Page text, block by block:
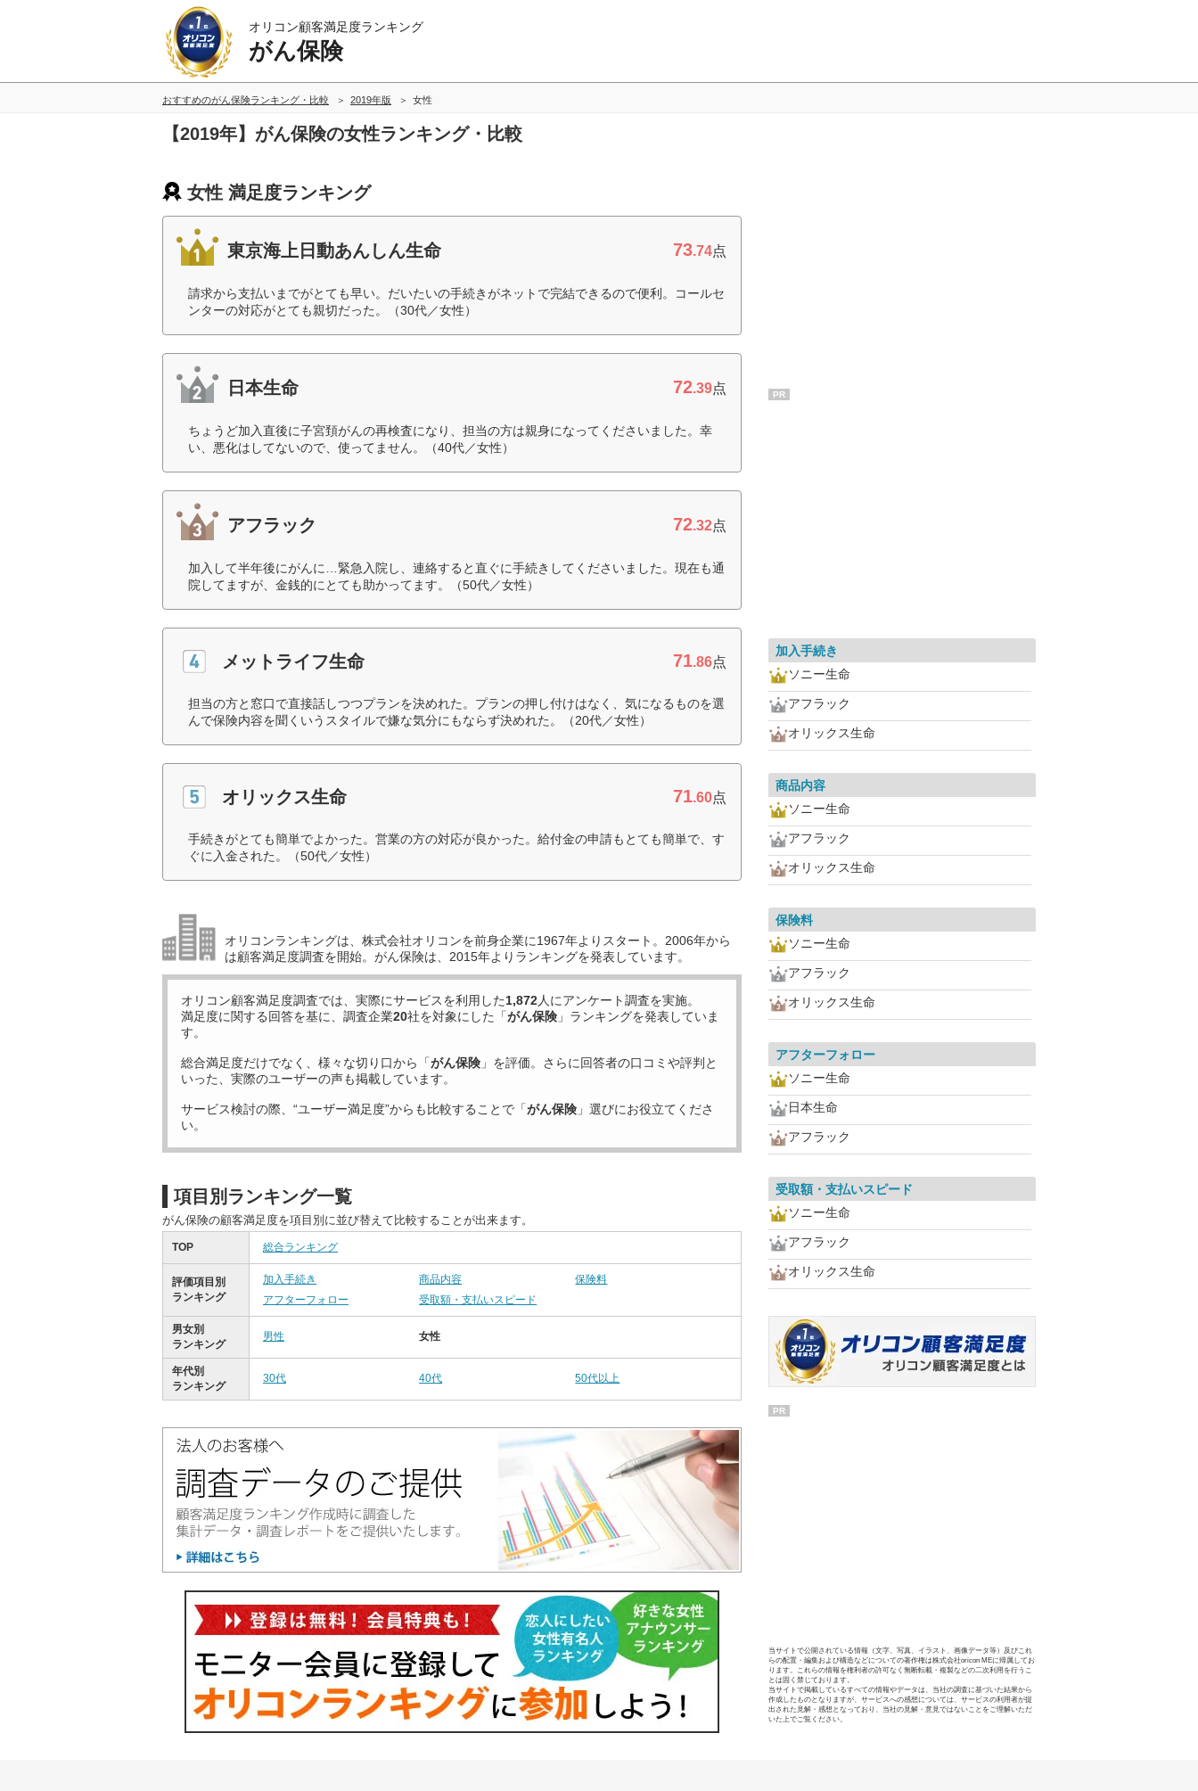
オリコン顧客満足度ランキング
がん保険
おすすめのがん保険ランキング・比較 2019年版 女性
【2019年】がん保険の女性ランキング・比較
女性 満足度ランキング
東京海上日動あんしん生命 73.74点
請求から支払いまでがとても早い。だいたいの手続きがネットで完結できるので便利。コールセ
ンターの対応がとても親切だった。（30代／女性）
日本生命 72.39点
ちょうど加入直後に子宮頚がんの再検査になり、担当の方は親身になってくださいました。幸
い、悪化はしてないので、使ってません。（40代／女性）
アフラック 72.32点
加入して半年後にがんに…緊急入院し、連絡すると直ぐに手続きしてくださいました。現在も通
院してますが、金銭的にとても助かってます。（50代／女性）
メットライフ生命 71.86点
担当の方と窓口で直接話しつつプランを決めれた。プランの押し付けはなく、気になるものを選
んで保険内容を聞くいうスタイルで嫌な気分にもならず決めれた。（20代／女性）
オリックス生命 71.60点
手続きがとても簡単でよかった。営業の方の対応が良かった。給付金の申請もとても簡単で、す
ぐに入金された。（50代／女性）
オリコンランキングは、株式会社オリコンを前身企業に1967年よりスタート。2006年から
は顧客満足度調査を開始。がん保険は、2015年よりランキングを発表しています。
オリコン顧客満足度調査では、実際にサービスを利用した1,872人にアンケート調査を実施。
満足度に関する回答を基に、調査企業20社を対象にした「がん保険 」ランキングを発表していま
す。
総合満足度だけでなく、様々な切り口から「がん保険 」を評価。さらに回答者の口コミや評判と
いった、実際のユーザーの声も掲載しています。
サービス検討の際、“ユーザー満足度”からも比較することで「がん保険 」選びにお役立てくださ
い。
項目別ランキング一覧
がん保険の顧客満足度を項目別に並び替えて比較することが出来ます。
TOP 総合ランキング
評価項目別
ランキング
加入手続き 商品内容
保険料
アフターフォロー
受取額・支払いスピード
男女別
ランキング
男性 女性
年代別
ランキング
30代 40代 50代以上
PR
加入手続き
ソニー生命
アフラック
オリックス生命
商品内容
ソニー生命
アフラック
オリックス生命
保険料
ソニー生命
アフラック
オリックス生命
アフターフォロー
ソニー生命
日本生命
アフラック
受取額・支払いスピード
ソニー生命
アフラック
オリックス生命
PR
当サイトで公開されている情報（文字、写真、イラスト、画像データ等）及びこれ
らの配置・編集および構造などについての著作権は株式会社oricon MEに帰属してお
ります。これらの情報を権利者の許可なく無断転載・複製などの二次利用を行うこ
とは固く禁じております。
当サイトで掲載しているすべての情報やデータは、当社の調査に基づいた結果から
作成したものとなりますが、サービスへの感想については、サービスの利用者が提
出された見解・感想となっており、当社の見解・意見ではないことをご理解いただ
いた上でご覧ください。